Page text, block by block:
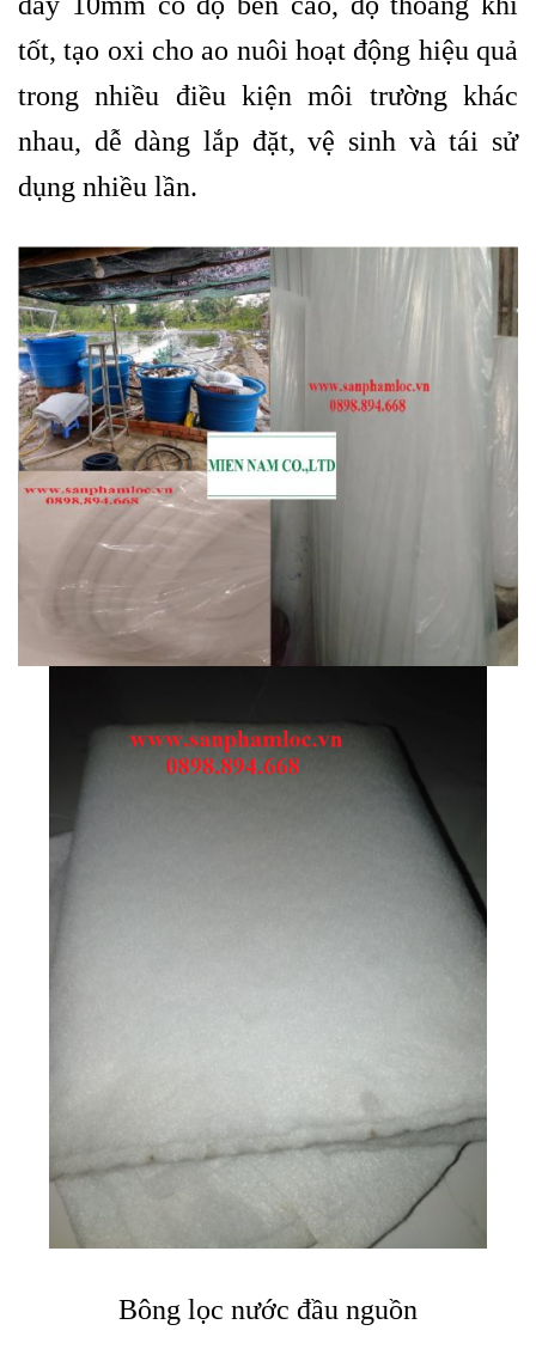
tốt, tạo oxi cho ao nuôi hoạt động hiệu quả
trong nhiều điều kiện môi trường khác
nhau, dễ dàng lắp đặt, vệ sinh và tái sử
dụng nhiều lần.
Bông lọc nước đầu nguồn